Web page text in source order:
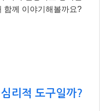
함께 이야기해볼까요?
리적 도구일까?